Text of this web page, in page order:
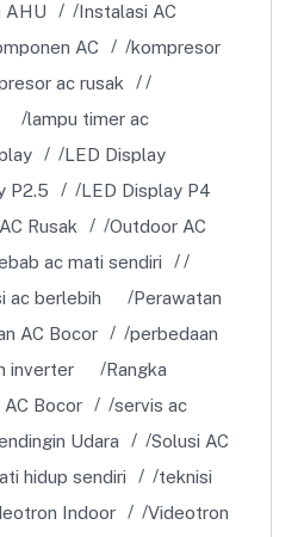
AHU
Instalasi AC
AC
kompresor
ac rusak
lampu timer ac
LED Display
P2.5
LED Display P4
Rusak
Outdoor AC
ac mati sendiri
ac berlebih
Perawatan
AC Bocor
perbedaan
inverter
Rangka
AC Bocor
servis ac
Udara
Solusi AC
hidup sendiri
teknisi
Indoor
Videotron